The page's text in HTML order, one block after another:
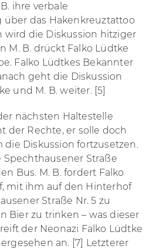
ihre verbale
das Hakenkreuztattoo
wird die Diskussion hitziger
M. B. drückt Falko Lüdtke
Falko Lüdtkes Bekannter
geht die Diskussion
und M. B. weiter. [5]
nächsten Haltestelle
der Rechte, er solle doch
Diskussion fortzusetzen.
Spechthausener Straße
Bus. M. B. fordert Falko
mit ihm auf den Hinterhof
Straße Nr. 5 zu
Bier zu trinken – was dieser
der Neonazi Falko Lüdtke
an. [7] Letzterer